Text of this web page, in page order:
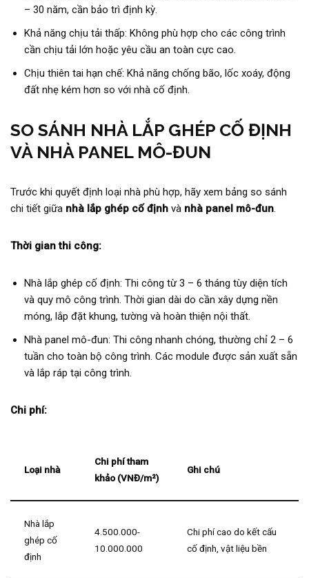
– 30 năm, cần bảo trì định kỳ.
Khả năng chịu tải thấp: Không phù hợp cho các công trình
cần chịu tải lớn hoặc yêu cầu an toàn cực cao.
Chịu thiên tai hạn chế: Khả năng chống bão, lốc xoáy, động
đất nhẹ kém hơn so với nhà cố định.
SO SÁNH NHÀ LẮP GHÉP CỐ ĐỊNH
VÀ NHÀ PANEL MÔ-ĐUN
Trước khi quyết định loại nhà phù hợp, hãy xem bảng so sánh
chi tiết giữa nhà lắp ghép cố định và nhà panel mô-đun
Thời gian thi công:
Nhà lắp ghép cố định: Thi công từ 3 – 6 tháng tùy diện tích
và quy mô công trình. Thời gian dài do cần xây dựng nền
móng, lắp đặt khung, tường và hoàn thiện nội thất.
Nhà panel mô-đun: Thi công nhanh chóng, thường chỉ 2 – 6
tuần cho toàn bộ công trình. Các module được sản xuất sẵn
và lắp ráp tại công trình.
Chi phí:
Loại nhà
Chi phí tham
khảo (VNĐ/m²)
Ghi chú
Nhà lắp
ghép cố
định
4.500.000-
10.000.000
Chi phí cao do kết cấu
cố định, vật liệu bền